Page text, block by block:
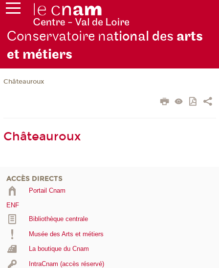
Conservatoire national des arts
et métiers
Châteauroux
Châteauroux
ACCÈS DIRECTS
Portail Cnam
ENF
Bibliothèque centrale
Musée des Arts et métiers
La boutique du Cnam
IntraCnam (accès réservé)